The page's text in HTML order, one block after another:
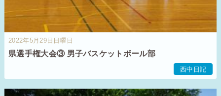
2022年5月29日日曜日
県選手権大会③ 男子バスケットボール部
西中日記